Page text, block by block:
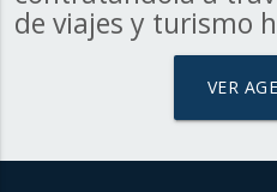
de viajes y turismo
VER